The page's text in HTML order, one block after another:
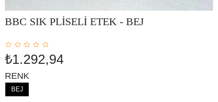
BBC SIK PLİSELİ ETEK - BEJ
₺1.292,94
RENK
BEJ